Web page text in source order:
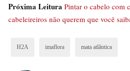
adequação ambiental do setor. O
organizações Imaflora, AL –
Advogados. O financiamento é
Próxima Leitura Pintar o cabelo com
cabeleireiros não querem que você
H2A imaflora mata atlântica